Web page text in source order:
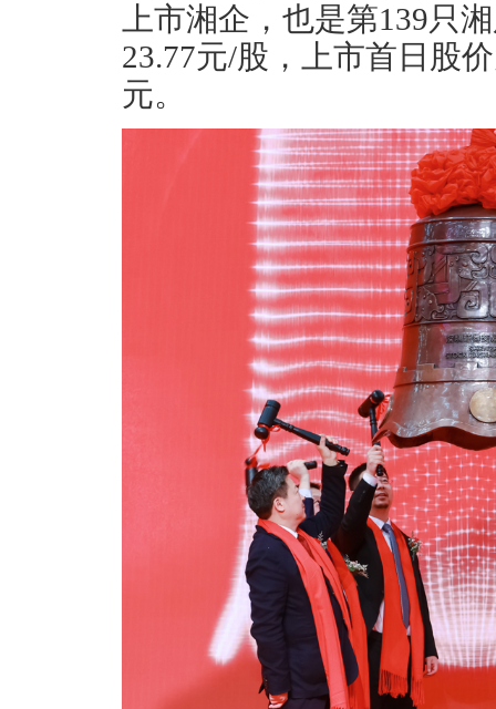
上市湘企，也是第139只
23.77元/股，上市首日股
元。